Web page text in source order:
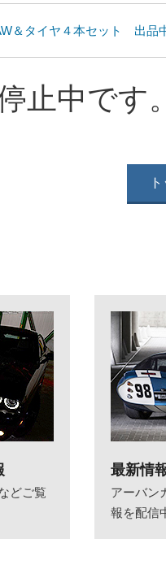
＆タイヤ４本セット 出品
止中です
どご覧
最新情
アーバン
報を配信